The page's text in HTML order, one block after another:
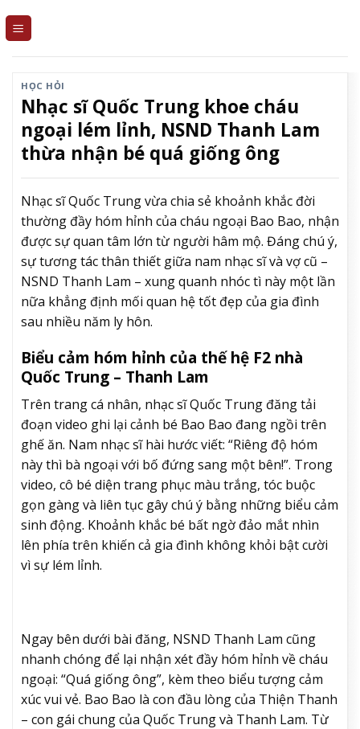
HỌC HỎI
Nhạc sĩ Quốc Trung khoe cháu
ngoại lém lỉnh, NSND Thanh Lam
thừa nhận bé quá giống ông
Nhạc sĩ Quốc Trung vừa chia sẻ khoảnh khắc đời
thường đầy hóm hỉnh của cháu ngoại Bao Bao, nhận
được sự quan tâm lớn từ người hâm mộ. Đáng chú ý,
sự tương tác thân thiết giữa nam nhạc sĩ và vợ cũ –
NSND Thanh Lam – xung quanh nhóc tì này một lần
nữa khẳng định mối quan hệ tốt đẹp của gia đình
sau nhiều năm ly hôn.
Biểu cảm hóm hỉnh của thế hệ F2 nhà
Quốc Trung – Thanh Lam
Trên trang cá nhân, nhạc sĩ Quốc Trung đăng tải
đoạn video ghi lại cảnh bé Bao Bao đang ngồi trên
ghế ăn. Nam nhạc sĩ hài hước viết: “Riêng độ hóm
này thì bà ngoại với bố đứng sang một bên!”. Trong
video, cô bé diện trang phục màu trắng, tóc buộc
gọn gàng và liên tục gây chú ý bằng những biểu cảm
sinh động. Khoảnh khắc bé bất ngờ đảo mắt nhìn
lên phía trên khiến cả gia đình không khỏi bật cười
vì sự lém lỉnh.
Ngay bên dưới bài đăng, NSND Thanh Lam cũng
nhanh chóng để lại nhận xét đầy hóm hỉnh về cháu
ngoại: “Quá giống ông”, kèm theo biểu tượng cảm
xúc vui vẻ. Bao Bao là con đầu lòng của Thiện Thanh
– con gái chung của Quốc Trung và Thanh Lam. Từ